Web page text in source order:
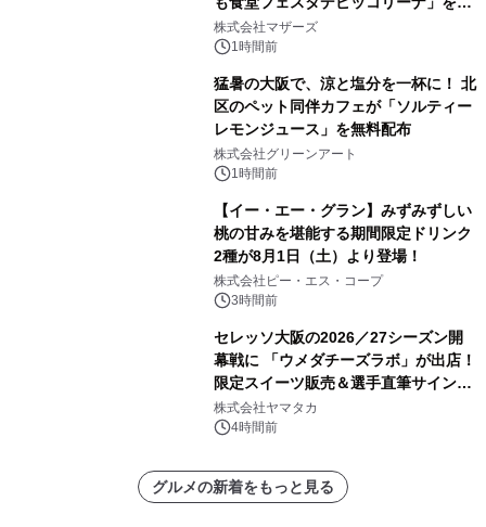
月5日(土)開催
株式会社マザーズ
1時間前
猛暑の大阪で、涼と塩分を一杯に！ 北
区のペット同伴カフェが「ソルティー
レモンジュース」を無料配布
株式会社グリーンアート
1時間前
【イー・エー・グラン】みずみずしい
桃の甘みを堪能する期間限定ドリンク
2種が8月1日（土）より登場！
株式会社ピー・エス・コープ
3時間前
セレッソ大阪の2026／27シーズン開
幕戦に 「ウメダチーズラボ」が出店！
限定スイーツ販売＆選手直筆サイング
ッズが当たる抽選会を 8月8日に開催
株式会社ヤマタカ
4時間前
グルメの新着をもっと見る